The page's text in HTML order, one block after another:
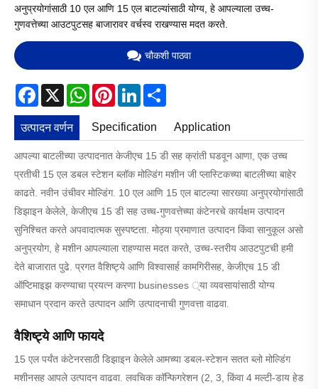
अनुप्रयोगांसाठी 10 एल आणि 15 एल बाटल्यांसाठी योग्य, हे आपल्याला उच्च-
गुणवत्तेच्या आउटपुटसह बाजारावर वर्चस्व राखण्यास मदत करते.
चौकशी पाठवा
Facebook
X WhatsApp
PinterestLinkedIn
उत्पादन वर्णन Specification Application
आपल्या बाटलीच्या उत्पादनात केजीएच 15 डी सह क्रांती घडवून आणा, एक उच्च
प्रतीची 15 एल डबल स्टेशन ब्लॉक मोल्डिंग मशीन जी प्लास्टिकच्या बाटलीच्या बाहेर
काढते. नवीन उंचीवर मोल्डिंग. 10 एल आणि 15 एल बाटल्या सारख्या अनुप्रयोगांसाठी
डिझाइन केलेले, केजीएच 15 डी सह उच्च-गुणवत्तेच्या कंटेनरचे कार्यक्षम उत्पादन
सुनिश्चित करते अपवादात्मक सुस्पष्टता. मोठ्या प्रमाणात उत्पादन किंवा सानुकूल असो
अनुप्रयोग, हे मशीन आपल्याला राहण्यास मदत करते, उच्च-स्तरीय आउटपुटची हमी
देते बाजारात पुढे. प्रगत वैशिष्ट्ये आणि विश्वासार्ह कामगिरीसह, केजीएच 15 डी
ऑप्टिमाइझ करण्याचा प्रयत्न करणा businesses ्या व्यवसायांसाठी योग्य
समाधान प्रदान करते उत्पादन आणि उत्पादनाची गुणवत्ता वाढवा.
वैशिष्ट्ये आणि फायदे
15 एल पर्यंत कंटेनरसाठी डिझाइन केलेले आमच्या डबल-स्टेशन सतत ब्लो मोल्डिंग
मशीनसह आपले उत्पादन वाढवा. लवचिक कॉन्फिगरेशन (2, 3, किंवा 4 मल्टी-डाय हेड